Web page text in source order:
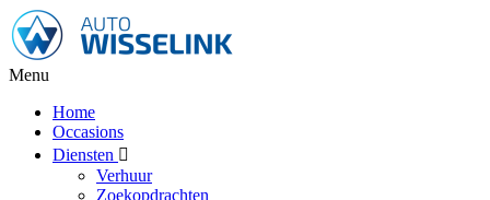
Menu
Home
Occasions
Diensten
Verhuur
Zoekopdrachten